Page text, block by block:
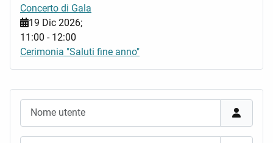
Concerto di Gala
19 Dic 2026;
11:00 - 12:00
Cerimonia "Saluti fine anno"